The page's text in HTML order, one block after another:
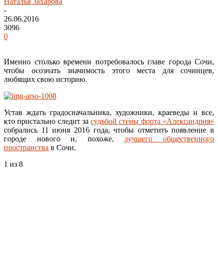
-
26.06.2016
3096
0
Именно столько времени потребовалось главе города Сочи,
чтобы осознать значимость этого места для сочинцев,
любящих свою историю.
Устав ждать градосначальника, художники, краеведы и все,
кто пристально следит засудьбой стены форта «Александрия»
собрались 11 июня 2016 года, чтобы отметить появление в
городе нового и, похоже,лучшего общественного
пространства в Сочи.
1 из 8